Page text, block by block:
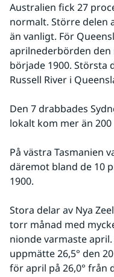
Australien fick 27
normalt. Större delen
än vanligt. För
aprilnederbörden den
började 1900.
Russell River i
Den 7 drabbades
lokalt kom mer än
På västra Tasmanien
däremot bland de 10
1900.
Stora delar av Nya
torr månad med
nionde varmaste
uppmätte 26,5° den
för april på 26,0° från